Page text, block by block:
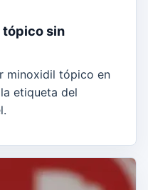
tópico sin
minoxidil tópico en
etiqueta del